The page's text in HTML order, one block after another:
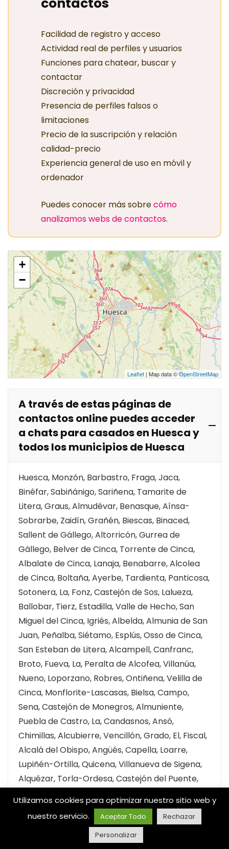
Facilidad de registro y acceso
Actividad real de perfiles y usuarios
Funciones para chatear, buscar y
contactar
Discreción y privacidad
Presencia de perfiles falsos o
limitaciones
Precio de la suscripción y relación
calidad-precio
Experiencia general de uso en móvil y
ordenador
Puedes conocer más sobrecómo
analizamos webs de contactos.
+
−
Leaflet | Map data ©OpenStreetMap
A través de estas páginas de
contactos online puedes acceder
a chats para casados en Huesca y
todos los municipios de Huesca
Huesca, Monzón, Barbastro, Fraga, Jaca,
Binéfar, Sabiñánigo, Sariñena, Tamarite de
Litera, Graus, Almudévar, Benasque, Aínsa-
Sobrarbe, Zaidín, Grañén, Biescas, Binaced,
Sallent de Gállego, Altorricón, Gurrea de
Gállego, Belver de Cinca, Torrente de Cinca,
Albalate de Cinca, Lanaja, Benabarre, Alcolea
de Cinca, Boltaña, Ayerbe, Tardienta, Panticosa,
Sotonera, La, Fonz, Castejón de Sos, Lalueza,
Ballobar, Tierz, Estadilla, Valle de Hecho, San
Miguel del Cinca, Igriés, Albelda, Almunia de San
Juan, Peñalba, Siétamo, Esplús, Osso de Cinca,
San Esteban de Litera, Alcampell, Canfranc,
Broto, Fueva, La, Peralta de Alcofea, Villanúa,
Nueno, Loporzano, Robres, Ontiñena, Velilla de
Cinca, Monflorite-Lascasas, Bielsa, Campo,
Sena, Castejón de Monegros, Almuniente,
Puebla de Castro, La, Candasnos, Ansó,
Chimillas, Alcubierre, Vencillón, Grado, El, Fiscal,
Alcalá del Obispo, Angüés, Capella, Loarre,
Lupiñén-Ortilla, Quicena, Villanueva de Sigena,
Alquézar, Torla-Ordesa, Castejón del Puente,
Santa Cruz, Castillonroy, Sahún, Aisa, Arén, Salas
Altas, Casbas de Huesca, Alberuela de Tubo,
Plan, Laspuña, Naval, Alcalá de Gurrea, Torres
Utilizamos cookies para optimizar nuestro sitio web y
nuestro servicio.
Aceptar Todo
Rechazar
Personalizar